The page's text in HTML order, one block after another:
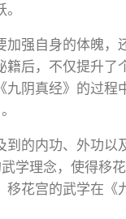
加强自身的体魄，
后，不仅提升了
阴真经》的过程
的内功、外功以
学理念，使得移
移花宫的武学在《